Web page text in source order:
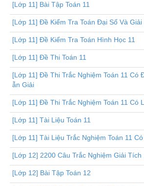
[Lớp 11] Bài Tập Toán 11
[Lớp 11] Đề Kiểm Tra Toán Đại Số Và Giải
[Lớp 11] Đề Kiểm Tra Toán Hình Học 11
[Lớp 11] Đề Thi Toán 11
[Lớp 11] Đề Thi Trắc Nghiệm Toán 11 Có
ẫn Giải
[Lớp 11] Đề Thi Trắc Nghiệm Toán 11 Có
[Lớp 11] Tài Liệu Toán 11
[Lớp 11] Tài Liệu Trắc Nghiệm Toán 11
[Lớp 12] 2200 Câu Trắc Nghiệm Giải Tích
[Lớp 12] Bài Tập Toán 12